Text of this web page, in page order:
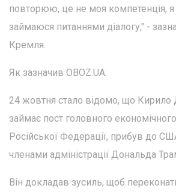
повторюю, це не моя компетенція, я
займаюся питаннями діалогу," -
Кремля.
Як зазначив OBOZ.UA:
24 жовтня стало відомо, що Кирило
займає пост головного
Російської Федерації, прибув до
членами адміністрації Дональда
Він докладав зусиль, щоб